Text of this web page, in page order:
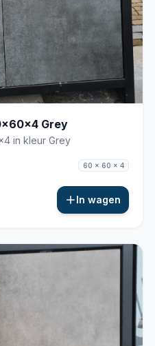
Grey
in kleur Grey
60 x 60 x 4
In wagen